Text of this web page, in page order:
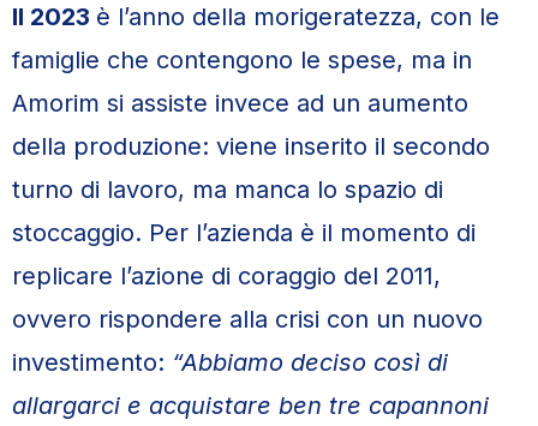
Il 2023 è l’anno della morigeratezza, con le
famiglie che contengono le spese, ma in
Amorim si assiste invece ad un aumento
della produzione: viene inserito il secondo
turno di lavoro, ma manca lo spazio di
stoccaggio. Per l’azienda è il momento di
replicare l’azione di coraggio del 2011,
ovvero rispondere alla crisi con un nuovo
investimento: “Abbiamo deciso così di
allargarci e acquistare ben tre capannoni